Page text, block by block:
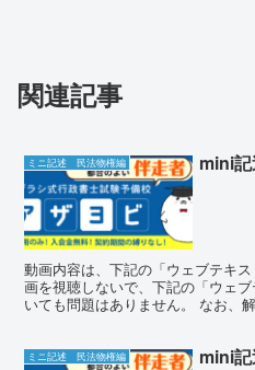
関連記事
ミニ記述 民法物権編 mini
動画内容は、下記の「ウェブテキ
画を視聴しないで、下記の「ウェ
いても問題はありません。 なお、
ミニ記述 民法物権編 mini